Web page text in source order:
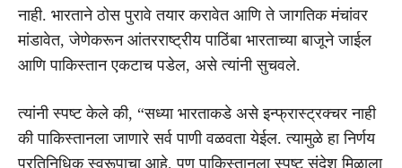
नाही. भारताने ठोस पुरावे तयार करावेत आणि ते जागतिक मंचांवर
मांडावेत, जेणेकरून आंतरराष्ट्रीय पाठिंबा भारताच्या बाजूने जाईल
आणि पाकिस्तान एकटाच पडेल, असे त्यांनी सुचवले.
त्यांनी स्पष्ट केले की, “सध्या भारताकडे असे इन्फ्रास्ट्रक्चर नाही
की पाकिस्तानला जाणारे सर्व पाणी वळवता येईल. त्यामुळे हा निर्णय
प्रतिनिधिक स्वरूपाचा आहे, पण पाकिस्तानला स्पष्ट संदेश मिळाला